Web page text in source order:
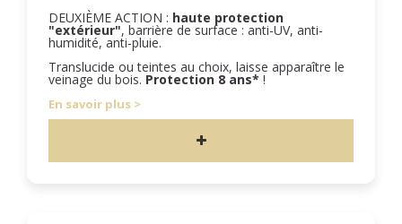
DEUXIÈME ACTION : haute protection
"extérieur", barrière de surface : anti-UV, anti-
humidité, anti-pluie.
Translucide ou teintes au choix, laisse apparaître le
veinage du bois. Protection 8 ans* !
En savoir plus